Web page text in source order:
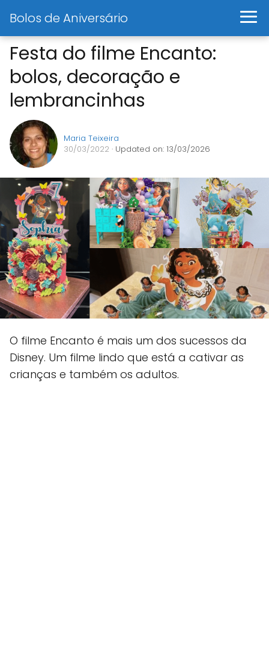
Bolos de Aniversário
Festa do filme Encanto:
bolos, decoração e
lembrancinhas
Maria Teixeira
30/03/2022 · Updated on: 13/03/2026
O filme Encanto é mais um dos sucessos da
Disney. Um filme lindo que está a cativar as
crianças e também os adultos.